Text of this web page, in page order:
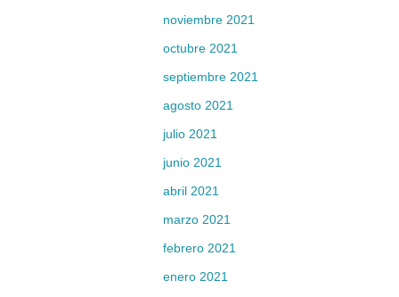
noviembre 2021
octubre 2021
septiembre 2021
agosto 2021
julio 2021
junio 2021
abril 2021
marzo 2021
febrero 2021
enero 2021